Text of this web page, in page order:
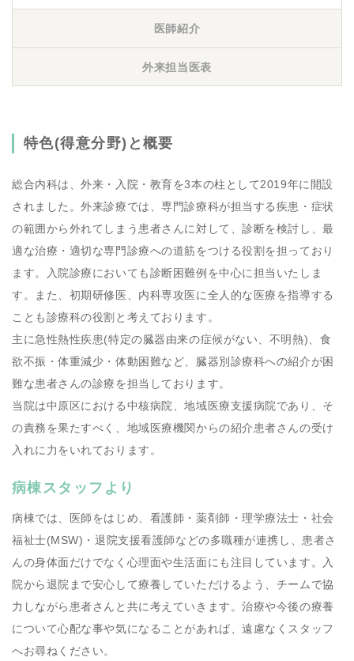
医師紹介
外来担当医表
特色(得意分野)と概要
総合内科は、外来・入院・教育を3本の柱として2019年に開設
されました。外来診療では、専門診療科が担当する疾患・症状
の範囲から外れてしまう患者さんに対して、診断を検討し、最
適な治療・適切な専門診療への道筋をつける役割を担っており
ます。入院診療においても診断困難例を中心に担当いたしま
す。また、初期研修医、内科専攻医に全人的な医療を指導する
ことも診療科の役割と考えております。
主に急性熱性疾患(特定の臓器由来の症候がない、不明熱)、食
欲不振・体重減少・体動困難など、臓器別診療科への紹介が困
難な患者さんの診療を担当しております。
当院は中原区における中核病院、地域医療支援病院であり、そ
の責務を果たすべく、地域医療機関からの紹介患者さんの受け
入れに力をいれております。
病棟スタッフより
病棟では、医師をはじめ、看護師・薬剤師・理学療法士・社会
福祉士(MSW)・退院支援看護師などの多職種が連携し、患者さ
んの身体面だけでなく心理面や生活面にも注目しています。入
院から退院まで安心して療養していただけるよう、チームで協
力しながら患者さんと共に考えていきます。治療や今後の療養
について心配な事や気になることがあれば、遠慮なくスタッフ
へお尋ねください。